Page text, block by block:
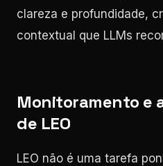
clareza e profundidade,
contextual que LLMs
Monitoramento e
de LEO
LEO não é uma tarefa